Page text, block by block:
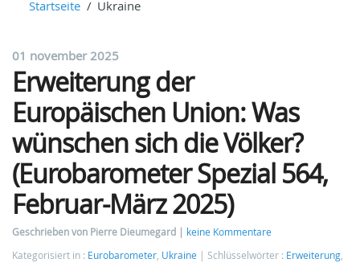
Startseite Ukraine
01 november 2025
Erweiterung der
Europäischen Union: Was
wünschen sich die Völker?
(Eurobarometer Spezial 564,
Februar-März 2025)
Geschrieben von Pierre Dieumegard
keine Kommentare
Kategorisiert in : Eurobarometer Ukraine Schlüsselwörter : Erweiterung